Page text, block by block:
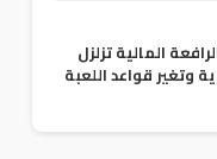
المالية تزلزل
قواعد اللعبة